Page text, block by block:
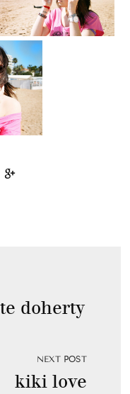
doherty
NEXT POST
kiki love